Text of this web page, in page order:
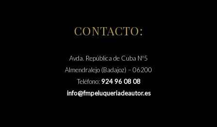
CONTACTO:
Avda. República de Cuba Nº5
Almendralejo (Badajoz) – 06200
Teléfono: 924 96 08 08
info@fmpeluqueriadeautor.es